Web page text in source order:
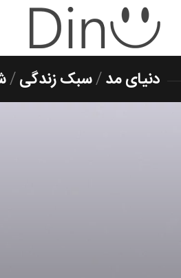
دنیای مد/سبک زندگی/